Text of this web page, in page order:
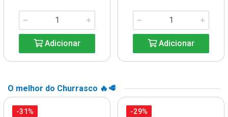
Adicionar Adicionar
O melhor do Churrasco 🔥🥩
-31% -29%